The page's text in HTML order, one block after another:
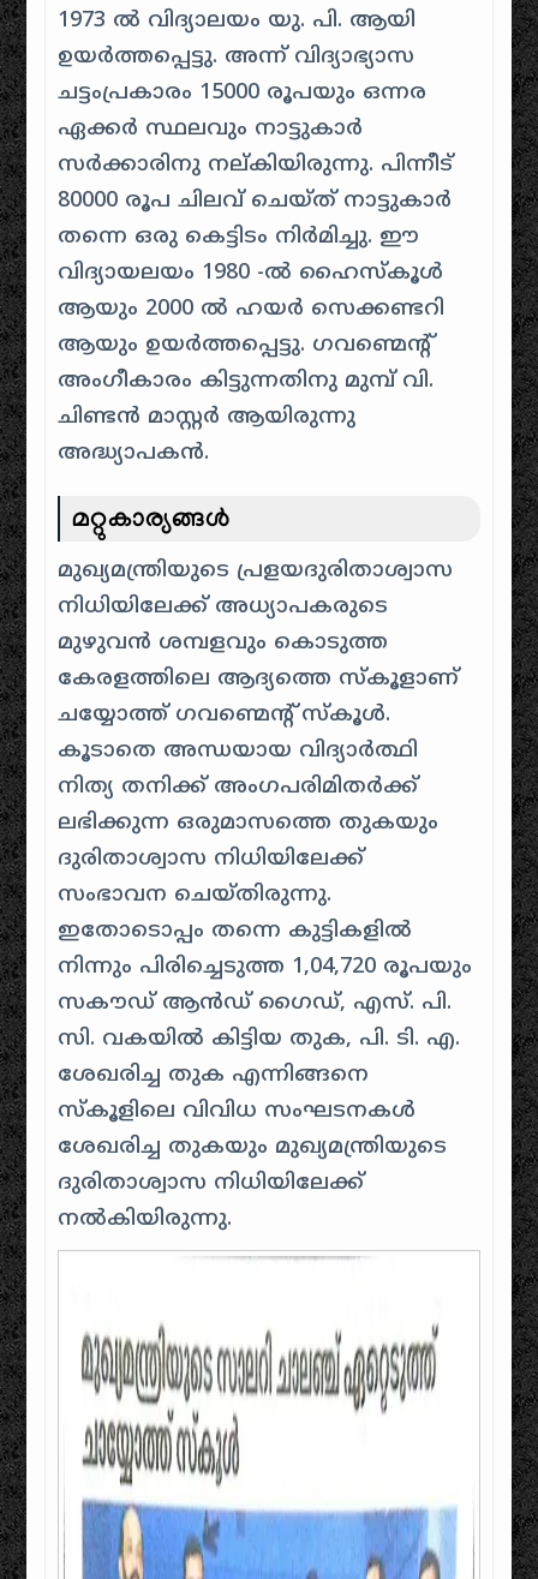
1973 ൽ വിദ്യാലയം യു. പി. ആയി
ഉയർത്തപ്പെട്ടു. അന്ന് വിദ്യാഭ്യാസ
ചട്ടംപ്രകാരം 15000 രൂപയും ഒന്നര
ഏക്കർ സ്ഥലവും നാട്ടുകാർ
സർക്കാരിനു നല്കിയിരുന്നു. പിന്നീട്
80000 രൂപ ചിലവ് ചെയ്ത് നാട്ടുകാർ
തന്നെ ഒരു കെട്ടിടം നിർമിച്ചു. ഈ
വിദ്യായലയം 1980 -ൽ ഹൈസ്കൂൾ
ആയും 2000 ൽ ഹയർ സെക്കണ്ടറി
ആയും ഉയർത്തപ്പെട്ടു. ഗവണ്മെന്റ്
അംഗീകാരം കിട്ടുന്നതിനു മുമ്പ് വി.
ചിണ്ടൻ മാസ്റ്റർ ആയിരുന്നു
അദ്ധ്യാപകൻ.
മറ്റുകാര്യങ്ങൾ
മുഖ്യമന്ത്രിയുടെ പ്രളയദുരിതാശ്വാസ
നിധിയിലേക്ക് അധ്യാപകരുടെ
മുഴുവൻ ശമ്പളവും കൊടുത്ത
കേരളത്തിലെ ആദ്യത്തെ സ്കൂളാണ്
ചയ്യോത്ത് ഗവണ്മെന്റ് സ്കൂൾ.
കൂടാതെ അന്ധയായ വിദ്യാർത്ഥി
നിത്യ തനിക്ക് അംഗപരിമിതർക്ക്
ലഭിക്കുന്ന ഒരുമാസത്തെ തുകയും
ദുരിതാശ്വാസ നിധിയിലേക്ക്
സംഭാവന ചെയ്തിരുന്നു.
ഇതോടൊപ്പം തന്നെ കുട്ടികളിൽ
നിന്നും പിരിച്ചെടുത്ത 1,04,720 രൂപയും
സകൗഡ് ആൻഡ് ഗൈഡ്, എസ്. പി.
സി. വകയിൽ കിട്ടിയ തുക, പി. ടി. എ.
ശേഖരിച്ച തുക എന്നിങ്ങനെ
സ്കൂളിലെ വിവിധ സംഘടനകൾ
ശേഖരിച്ച തുകയും മുഖ്യമന്ത്രിയുടെ
ദുരിതാശ്വാസ നിധിയിലേക്ക്
നൽകിയിരുന്നു.